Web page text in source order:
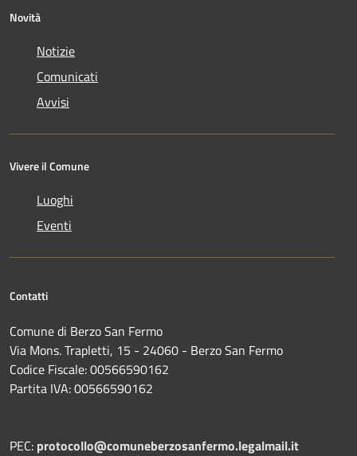
Novità
Notizie
Comunicati
Avvisi
Vivere il Comune
Luoghi
Eventi
Contatti
Comune di Berzo San Fermo
Via Mons. Trapletti, 15 - 24060 - Berzo San Fermo
Codice Fiscale: 00566590162
Partita IVA: 00566590162
PEC: protocollo@comuneberzosanfermo.legalmail.it